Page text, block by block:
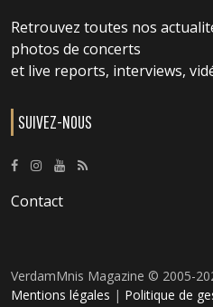
Retrouvez toutes nos
photos de concerts
et live reports, interviews,
SUIVEZ-NOUS
Contact
VerdamMnis Magazine © 2005-
Mentions légales | Politique de